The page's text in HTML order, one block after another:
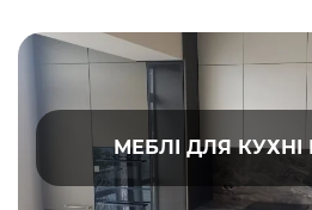
МЕБЛІ ДЛЯ